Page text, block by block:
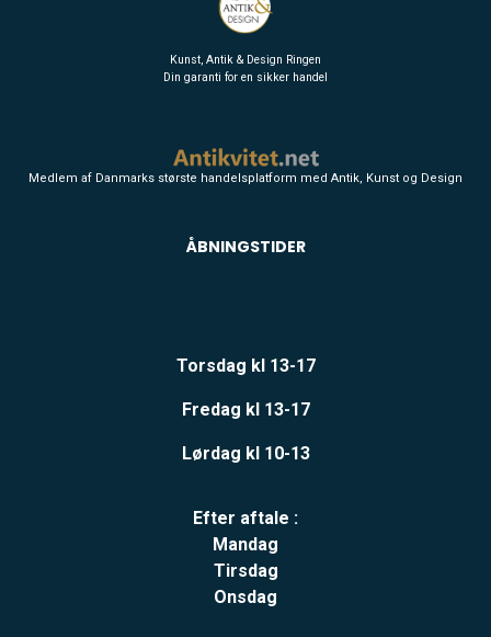
Kunst, Antik & Design Ringen
Din garanti for en sikker handel
Medlem af Danmarks største handelsplatform med Antik, Kunst og Design
ÅBNINGSTIDER
Torsdag kl 13-17
Fredag kl 13-17
Lørdag kl 10-13
Efter aftale :
Mandag
Tirsdag
Onsdag